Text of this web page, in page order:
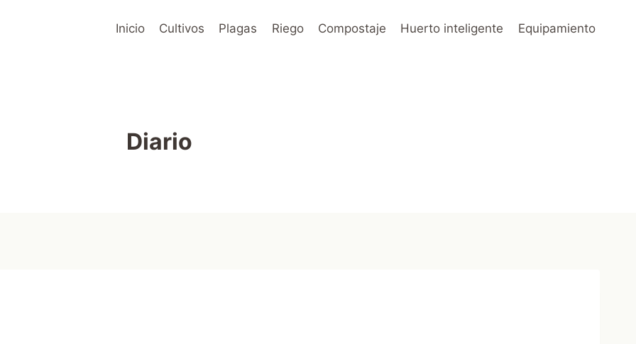
Inicio Cultivos Plagas Riego Compostaje Huerto inteligente Equipamiento
Diario